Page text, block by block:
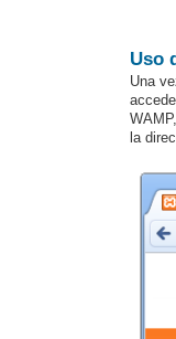
Uso
Una
la